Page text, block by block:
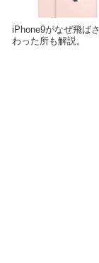
iPhone9がなぜ飛ば
わった所も解説。